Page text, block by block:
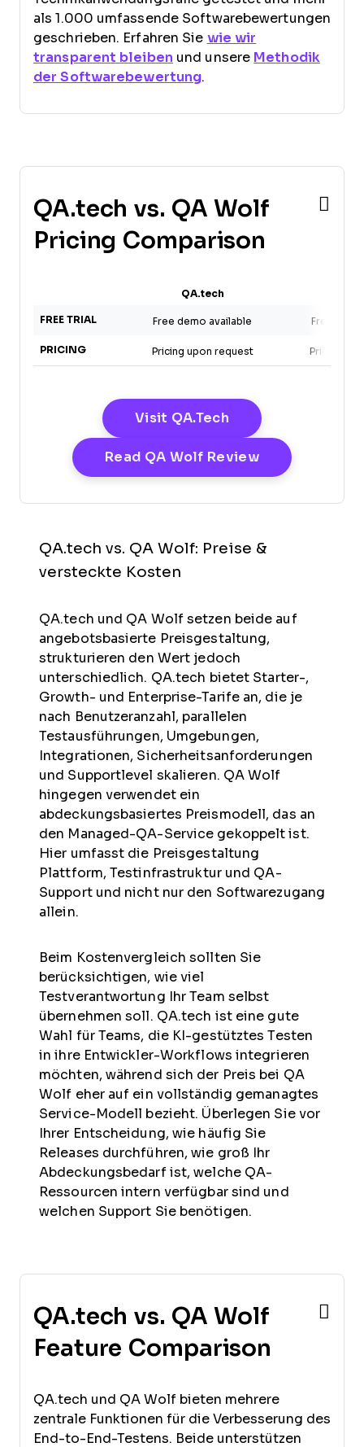
als 1.000 umfassende Softwarebewertungen
geschrieben. Erfahren Sie wie wir
transparent bleiben und unsere Methodik
der Softwarebewertung.
QA.tech vs. QA Wolf
Pricing Comparison
QA.tech
FREE TRIAL Free demo available Free
PRICING Pricing upon request Pricing
Visit QA.tech Opens New
Read QA Wolf ReviewOpens New
QA.tech vs. QA Wolf: Preise &
versteckte Kosten
QA.tech und QA Wolf setzen beide auf
angebotsbasierte Preisgestaltung,
strukturieren den Wert jedoch
unterschiedlich. QA.tech bietet Starter-,
Growth- und Enterprise-Tarife an, die je
nach Benutzeranzahl, parallelen
Testausführungen, Umgebungen,
Integrationen, Sicherheitsanforderungen
und Supportlevel skalieren. QA Wolf
hingegen verwendet ein
abdeckungsbasiertes Preismodell, das an
den Managed-QA-Service gekoppelt ist.
Hier umfasst die Preisgestaltung
Plattform, Testinfrastruktur und QA-
Support und nicht nur den Softwarezugang
allein.
Beim Kostenvergleich sollten Sie
berücksichtigen, wie viel
Testverantwortung Ihr Team selbst
übernehmen soll. QA.tech ist eine gute
Wahl für Teams, die KI-gestütztes Testen
in ihre Entwickler-Workflows integrieren
möchten, während sich der Preis bei QA
Wolf eher auf ein vollständig gemanagtes
Service-Modell bezieht. Überlegen Sie vor
Ihrer Entscheidung, wie häufig Sie
Releases durchführen, wie groß Ihr
Abdeckungsbedarf ist, welche QA-
Ressourcen intern verfügbar sind und
welchen Support Sie benötigen.
QA.tech vs. QA Wolf
Feature Comparison
QA.tech und QA Wolf bieten mehrere
zentrale Funktionen für die Verbesserung des
End-to-End-Testens. Beide unterstützen